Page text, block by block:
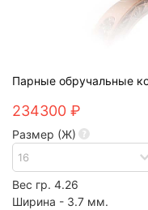
Парные обручальные
234300 ₽
Размер (Ж)
Вес гр. 4.26
Ширина - 3.7 мм.